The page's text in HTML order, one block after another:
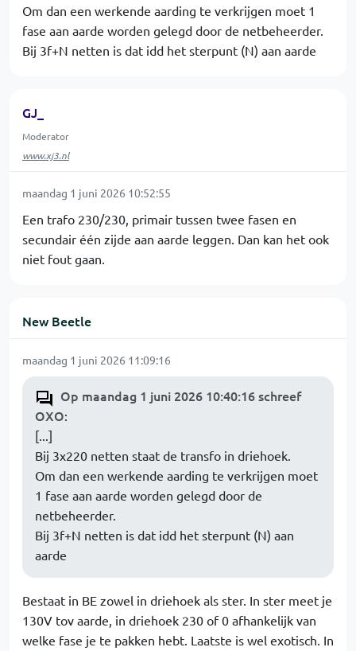
Om dan een werkende aarding te verkrijgen moet 1
fase aan aarde worden gelegd door de netbeheerder.
Bij 3f+N netten is dat idd het sterpunt (N) aan aarde
GJ_
Moderator
www.xj3.nl
maandag 1 juni 2026 10:52:55
Een trafo 230/230, primair tussen twee fasen en
secundair één zijde aan aarde leggen. Dan kan het ook
niet fout gaan.
New Beetle
maandag 1 juni 2026 11:09:16
Op maandag 1 juni 2026 10:40:16 schreef
OXO:
[...]
Bij 3x220 netten staat de transfo in driehoek.
Om dan een werkende aarding te verkrijgen moet
1 fase aan aarde worden gelegd door de
netbeheerder.
Bij 3f+N netten is dat idd het sterpunt (N) aan
aarde
Bestaat in BE zowel in driehoek als ster. In ster meet je
130V tov aarde, in driehoek 230 of 0 afhankelijk van
welke fase je te pakken hebt. Laatste is wel exotisch. In